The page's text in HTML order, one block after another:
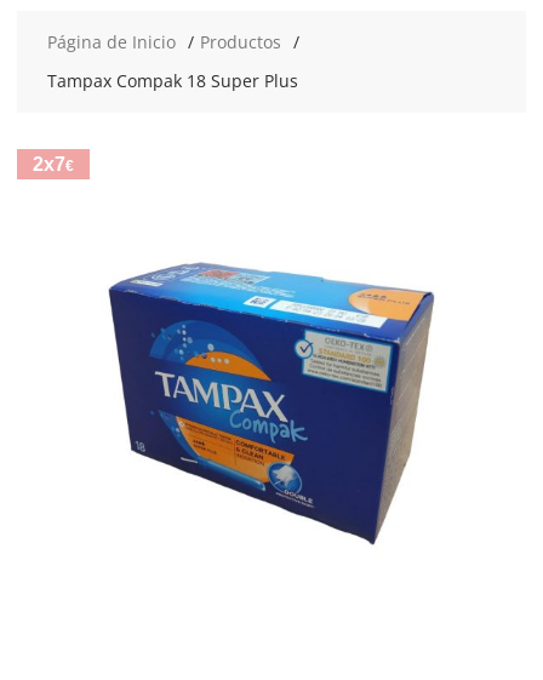
Página de Inicio
Productos
Tampax Compak 18 Super Plus
2x7€